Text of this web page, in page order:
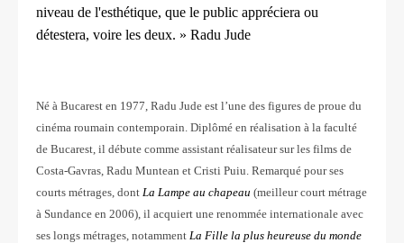
niveau de l'esthétique, que le public appréciera ou
détestera, voire les deux. » Radu Jude
Né à Bucarest en 1977, Radu Jude est l’une des figures de proue du
cinéma roumain contemporain. Diplômé en réalisation à la faculté
de Bucarest, il débute comme assistant réalisateur sur les films de
Costa-Gavras, Radu Muntean et Cristi Puiu. Remarqué pour ses
courts métrages, dont La Lampe au chapeau (meilleur court métrage
à Sundance en 2006), il acquiert une renommée internationale avec
ses longs métrages, notamment La Fille la plus heureuse du monde